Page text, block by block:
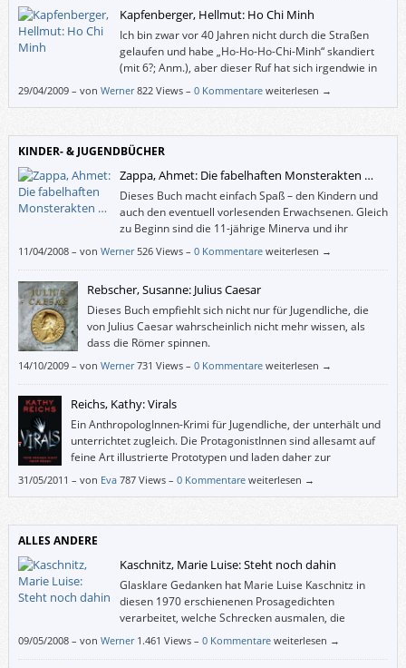
Kapfenberger, Hellmut: Ho Chi Minh
Ich bin zwar vor 40 Jahren nicht durch die Straßen
gelaufen und habe „Ho-Ho-Ho-Chi-Minh“ skandiert
(mit 6?; Anm.), aber dieser Ruf hat sich irgendwie in
mein Gedächtnis gegraben. Und als ich dieses Buch
29/04/2009– von Werner 822 Views – 0 Kommentare weiterlesen →
KINDER- & JUGENDBÜCHER
Zappa, Ahmet: Die fabelhaften Monsterakten …
Dieses Buch macht einfach Spaß – den Kindern und
auch den eventuell vorlesenden Erwachsenen. Gleich
zu Beginn sind die 11-jährige Minerva und ihr
jüngerer Bruder Max in höchster Gefahr, denn beim
selbst gefangen genommen worden und schweben in Käfigen über
einem Abgrund, in dem Lava brodelt.
11/04/2008– von Werner 526 Views – 0 Kommentare weiterlesen →
Rebscher, Susanne: Julius Caesar
Dieses Buch empfiehlt sich nicht nur für Jugendliche, die
von Julius Caesar wahrscheinlich nicht mehr wissen, als
dass die Römer spinnen.
14/10/2009– von Werner 731 Views – 0 Kommentare weiterlesen →
Reichs, Kathy: Virals
Ein AnthropologInnen-Krimi für Jugendliche, der unterhält und
unterrichtet zugleich. Die ProtagonistInnen sind allesamt auf
feine Art illustrierte Prototypen und laden daher zur
Identifikation ein; dieses Buch wird aber wohl eher Mädchen
31/05/2011 – von Eva 787 Views – 0 Kommentare weiterlesen →
ALLES ANDERE
Kaschnitz, Marie Luise: Steht noch dahin
Glasklare Gedanken hat Marie Luise Kaschnitz in
diesen 1970 erschienenen Prosagedichten
verarbeitet, welche Schrecken ausmalen, die
Bestand gehabt haben oder zu einem kleinen Teil
09/05/2008– von Werner 1.461 Views – 0 Kommentare weiterlesen →